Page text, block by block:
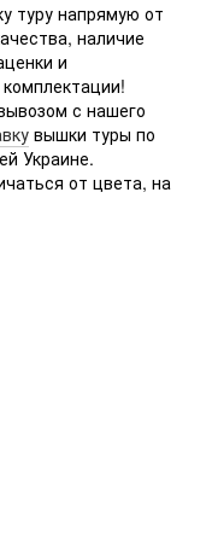
туру напрямую от
наличие
и
с нашего
вышки туры по
Украине.
от цвета, на